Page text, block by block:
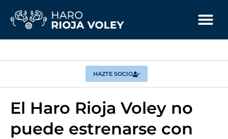
HAZTE SOCIO
El Haro Rioja Voley no
puede estrenarse con